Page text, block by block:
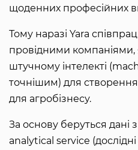
щоденних професійних
Тому наразі Yara
провідними компаніями,
штучному інтелекті
точнішим) для
для агробізнесу.
За основу беруться
analytical service